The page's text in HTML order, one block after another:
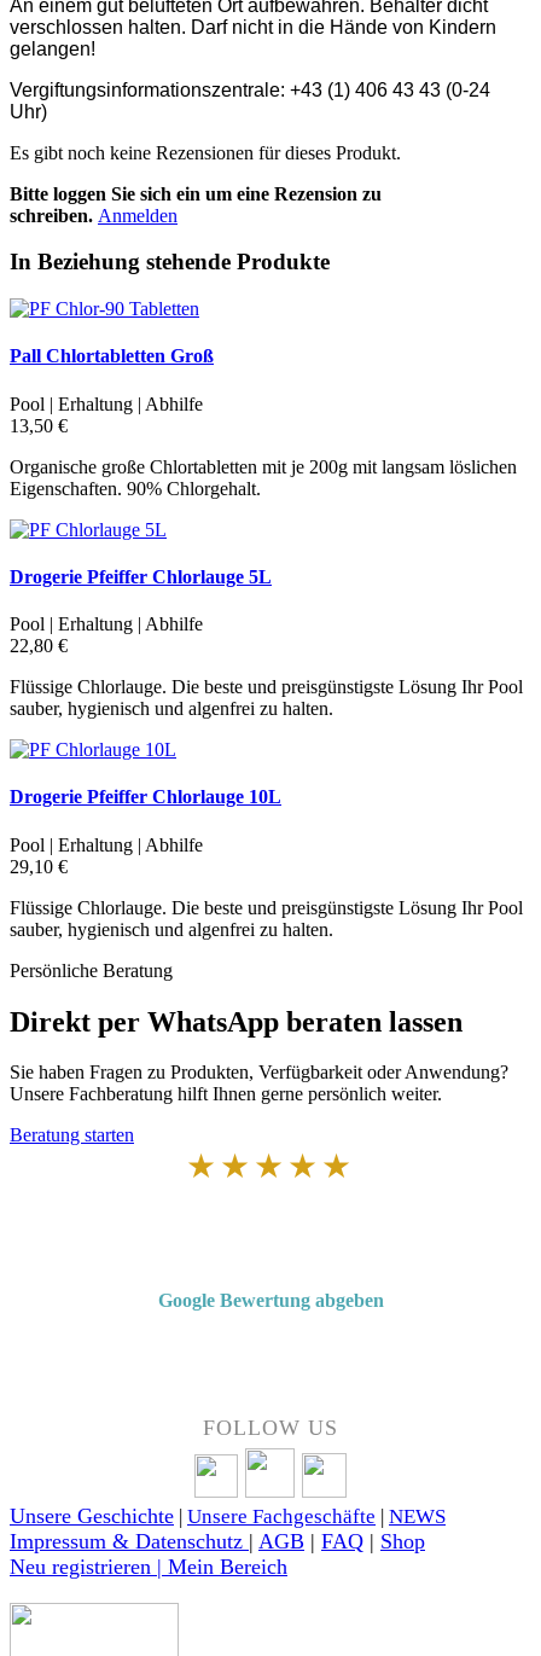
An einem gut belüfteten Ort aufbewahren. Behälter dicht
verschlossen halten. Darf nicht in die Hände von Kindern
gelangen!
Vergiftungsinformationszentrale: +43 (1) 406 43 43 (0-24
Uhr)
Es gibt noch keine Rezensionen für dieses Produkt.
Bitte loggen Sie sich ein um eine Rezension zu
schreiben. Anmelden
In Beziehung stehende Produkte
Pall Chlortabletten Groß
Pool | Erhaltung | Abhilfe
13,50 €
Organische große Chlortabletten mit je 200g mit langsam löslichen
Eigenschaften. 90% Chlorgehalt.
Drogerie Pfeiffer Chlorlauge 5L
Pool | Erhaltung | Abhilfe
22,80 €
Flüssige Chlorlauge. Die beste und preisgünstigste Lösung Ihr Pool
sauber, hygienisch und algenfrei zu halten.
Drogerie Pfeiffer Chlorlauge 10L
Pool | Erhaltung | Abhilfe
29,10 €
Flüssige Chlorlauge. Die beste und preisgünstigste Lösung Ihr Pool
sauber, hygienisch und algenfrei zu halten.
Persönliche Beratung
Direkt per WhatsApp beraten lassen
Sie haben Fragen zu Produkten, Verfügbarkeit oder Anwendung?
Unsere Fachberatung hilft Ihnen gerne persönlich weiter.
Beratung starten
★★★★★
Google Bewertung abgeben
FOLLOW US
Unsere Geschichte Unsere Fachgeschäfte NEWS
Impressum & Datenschutz | AGB | FAQ | Shop
Neu registrieren | Mein Bereich